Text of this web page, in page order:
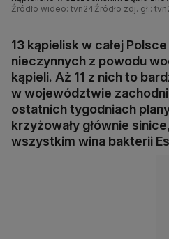
Źródło wideo: tvn24 Źródło zdj. gł.:
13 kąpielisk w całej
nieczynnych z powodu
kąpieli. Aż 11 z nich to
w województwie
ostatnich tygodniach
krzyżowały głównie
wszystkim wina bakterii